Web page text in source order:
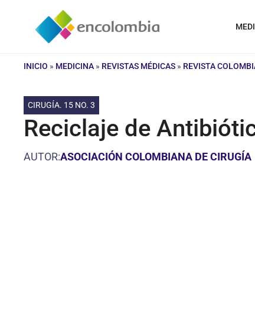
contenido
INICIO » MEDICINA » REVISTAS MÉDICAS » REVISTA
CIRUGÍA. 15 NO. 3
Reciclaje de
AUTOR:ASOCIACIÓN COLOMBIANA DE CIRUGÍA